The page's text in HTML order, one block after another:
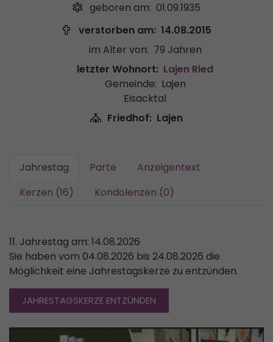
geboren am: 01.09.1935
verstorben am: 14.08.2015
im Alter von: 79 Jahren
letzter Wohnort: Lajen Ried
Gemeinde: Lajen
Eisacktal
Friedhof: Lajen
Jahrestag Parte
Anzeigentext
Kerzen (16)
Kondolenzen (0)
11. Jahrestag am: 14.08.2026
Sie haben vom 04.08.2026 bis 24.08.2026 die
Möglichkeit eine Jahrestagskerze zu entzünden.
JAHRESTAGSKERZE ENTZÜNDEN